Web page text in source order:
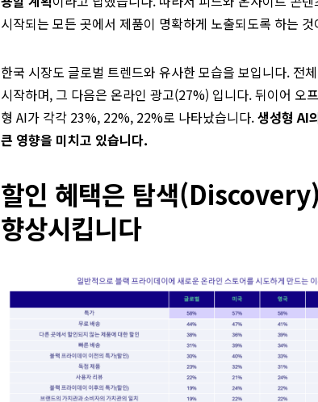
시작되는 모든 곳에서 제품이 명확하게 노출되도록 하는
한국 시장도 글로벌 트렌드와 유사한 모습을 보입니다. 전
시작하며, 그 다음은 온라인 광고(27%) 입니다. 뒤이어 오
형 AI가 각각 23%, 22%, 22%로 나타났습니다.생성형 AI
큰 영향을 미치고 있습니다.
할인 혜택은 탐색
향상시킵니다